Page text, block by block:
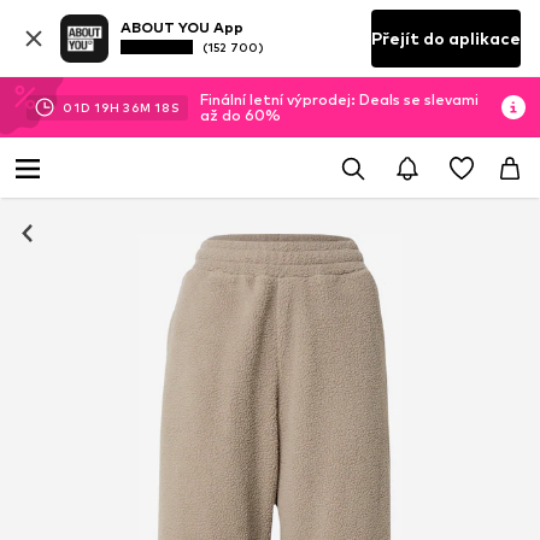
ABOUT YOU App
(152 700) Přejít do aplikace
01D 19H 36M 18 S
Finální letní výprodej: Deals se slevami
až do 60%